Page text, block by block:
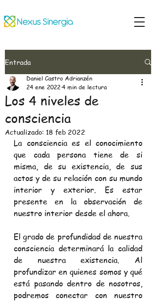
Entrada
Los 4 niveles de
consciencia
Daniel Castro Adrianzén
24 ene 20224 min de lectura
Actualizado: 18 feb 2022
La consciencia es el conocimiento
que cada persona tiene de si
misma, de su existencia, de sus
actos y de su relación con su mundo
interior y exterior. Es estar
presente en la observación de
nuestro interior desde el ahora.
El grado de profundidad de nuestra
consciencia determinará la calidad
de nuestra existencia. Al
profundizar en quienes somos y qué
está pasando dentro de nosotros,
podremos conectar con nuestro